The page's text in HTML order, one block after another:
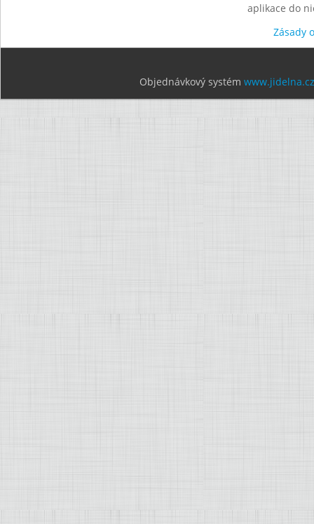
aplikace do
Zásady
Objednávkový systém www.jidelna.cz